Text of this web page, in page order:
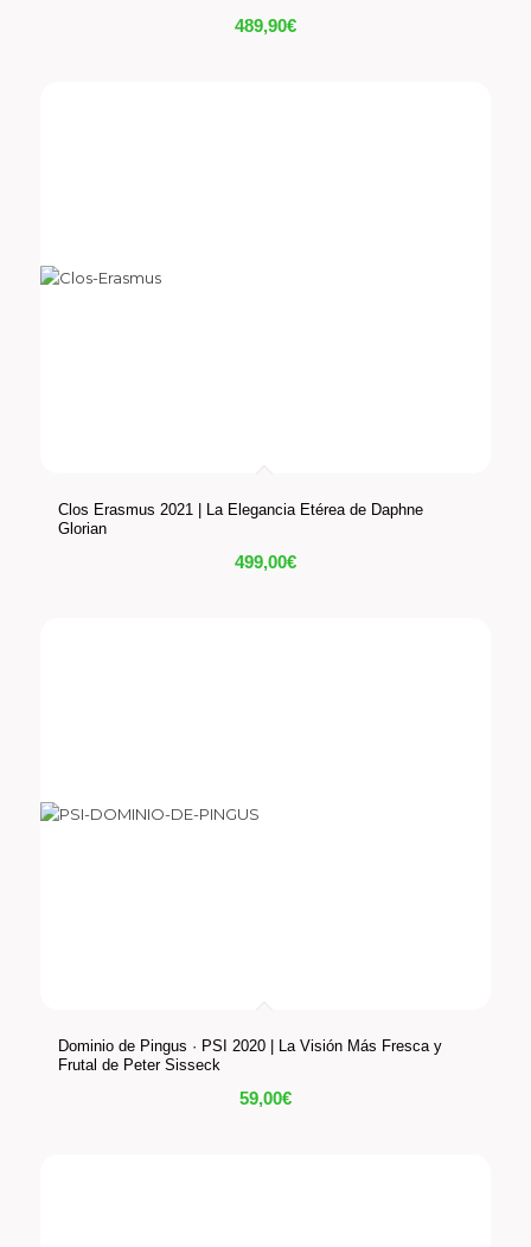
489,90€
Clos Erasmus 2021 | La Elegancia Etérea de Daphne
Glorian
499,00€
Dominio de Pingus · PSI 2020 | La Visión Más Fresca y
Frutal de Peter Sisseck
59,00€